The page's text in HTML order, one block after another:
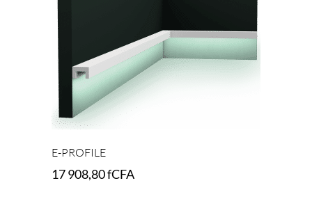
E-PROFILE
17 908,80fCFA